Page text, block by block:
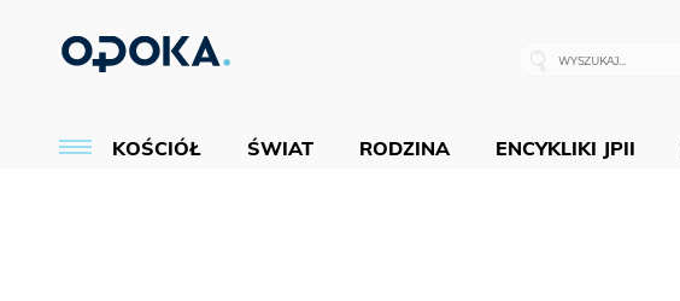
KOŚCIÓŁ ŚWIAT RODZINA ENCYKLIKI JPII